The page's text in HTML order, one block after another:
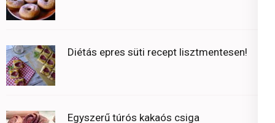
Diétás epres süti recept lisztmentesen!
Egyszerű túrós kakaós csiga